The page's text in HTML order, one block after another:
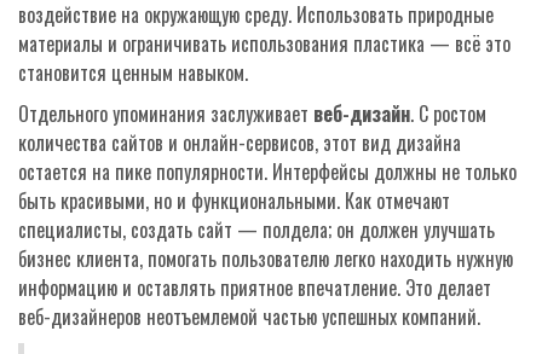
воздействие на окружающую среду. Использовать природные
материалы и ограничивать использования пластика — всё это
становится ценным навыком.
Отдельного упоминания заслуживает веб-дизайн. С ростом
количества сайтов и онлайн-сервисов, этот вид дизайна
остается на пике популярности. Интерфейсы должны не только
быть красивыми, но и функциональными. Как отмечают
специалисты, создать сайт — полдела; он должен улучшать
бизнес клиента, помогать пользователю легко находить нужную
информацию и оставлять приятное впечатление. Это делает
веб-дизайнеров неотъемлемой частью успешных компаний.